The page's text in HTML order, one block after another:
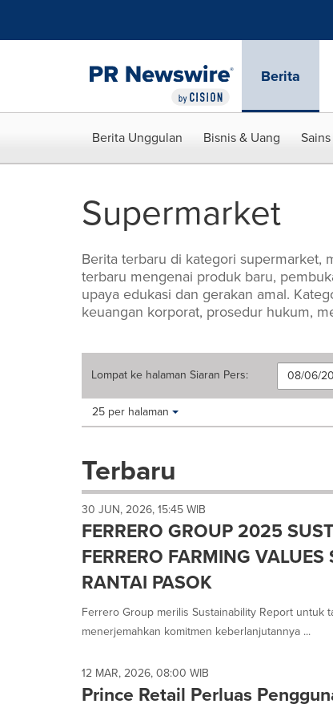
Berita
Berita Unggulan Bisnis & Uang
Supermarket
Berita terbaru di kategori supermarket,
terbaru mengenai produk baru,
upaya edukasi dan gerakan amal.
keuangan korporat, prosedur hukum,
Lompat ke halaman Siaran Pers:
Making
these
dropdown
cause
content
on
this
page
change.
News
update
as
Items per page:
25 per halaman
Terbaru
30 JUN, 2026, 15:45 WIB
FERRERO GROUP 2025
FERRERO FARMING
RANTAI PASOK
Ferrero Group merilis Sustainability Report untuk
menerjemahkan komitmen keberlanjutannya ...
12 MAR, 2026, 08:00 WIB
Prince Retail Perluas